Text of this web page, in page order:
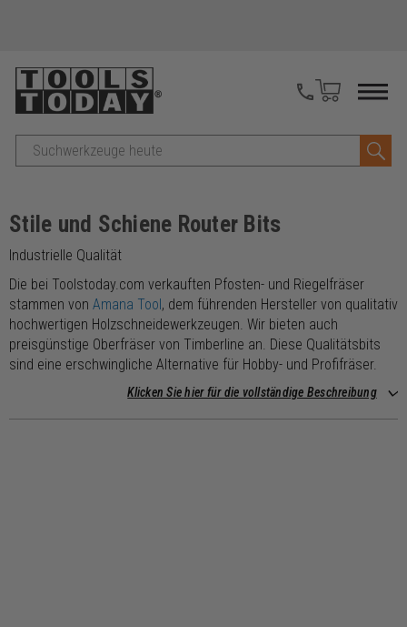
Suche
Stile und Schiene Router Bits
Industrielle Qualität
Die bei Toolstoday.com verkauften Pfosten- und Riegelfräser
stammen von Amana Tool, dem führenden Hersteller von qualitativ
hochwertigen Holzschneidewerkzeugen. Wir bieten auch
preisgünstige Oberfräser von Timberline an. Diese Qualitätsbits
sind eine erschwingliche Alternative für Hobby- und Profifräser.
Klicken Sie hier für die vollständige Beschreibung